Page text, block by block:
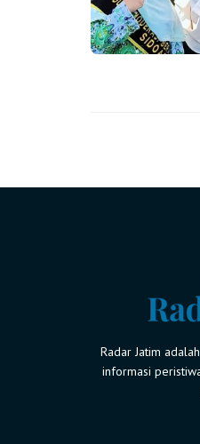
Radar Jatim
informasi